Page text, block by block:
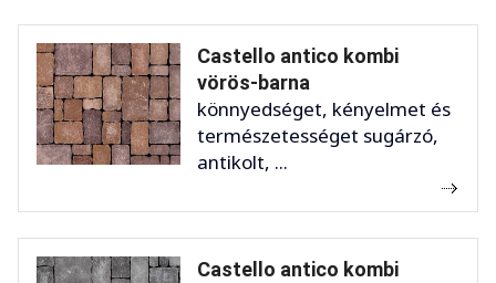
Castello antico kombi
vörös-barna
könnyedséget, kényelmet és
természetességet sugárzó,
antikolt, ...
Castello antico kombi